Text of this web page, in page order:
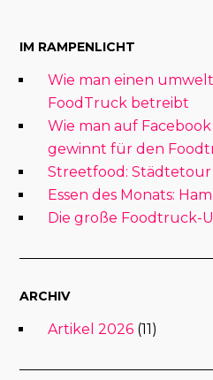
IM RAMPENLICHT
Wie man einen
FoodTruck betreibt
Wie man auf
gewinnt für den
Streetfood: Städtetour
Essen des Monats:
Die große Foodtruck-
ARCHIV
Artikel 2026 (11)